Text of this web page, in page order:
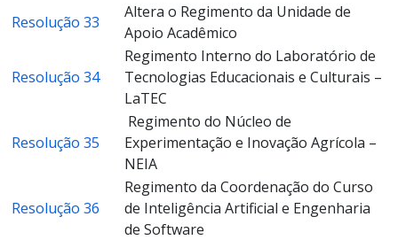
Resolução 33
Altera o Regimento da Unidade de
Apoio Acadêmico
Resolução 34
Regimento Interno do Laboratório de
Tecnologias Educacionais e Culturais –
LaTEC
Resolução 35
Regimento do Núcleo de
Experimentação e Inovação Agrícola –
NEIA
Resolução 36
Regimento da Coordenação do Curso
de Inteligência Artificial e Engenharia
de Software